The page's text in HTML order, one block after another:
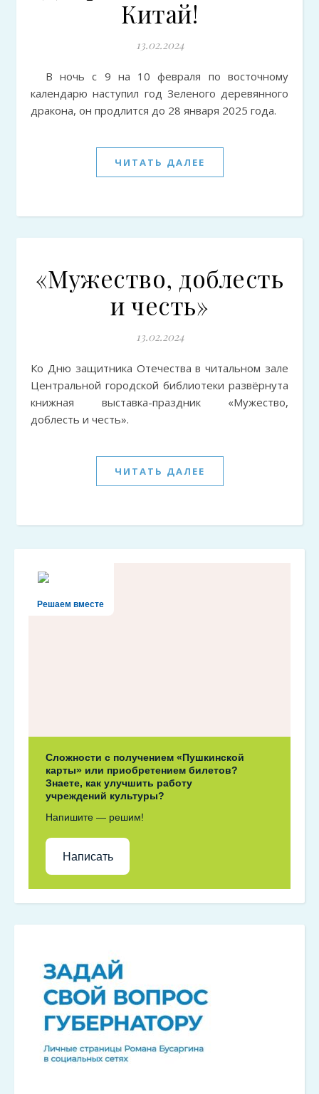
Китай!
13.02.2024
В ночь с 9 на 10 февраля по восточному
календарю наступил год Зеленого деревянного
дракона, он продлится до 28 января 2025 года.
ЧИТАТЬ ДАЛЕЕ
«Мужество, доблесть
и честь»
13.02.2024
Ко Дню защитника Отечества в читальном зале
Центральной городской библиотеки развёрнута
книжная выставка-праздник «Мужество,
доблесть и честь».
ЧИТАТЬ ДАЛЕЕ
Решаем вместе
Сложности с получением «Пушкинской
карты» или приобретением билетов?
Знаете, как улучшить работу
учреждений культуры?
Напишите — решим!
Написать